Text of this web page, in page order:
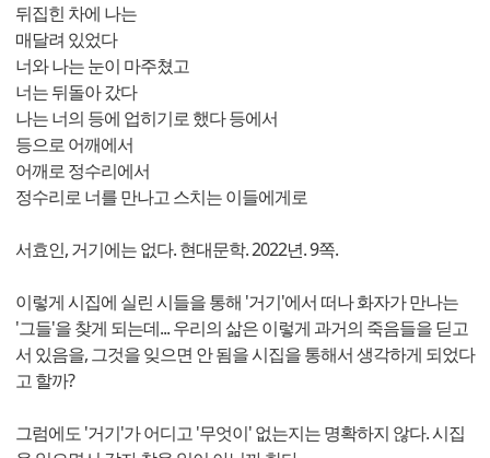
뒤집힌 차에 나는
매달려 있었다
너와 나는 눈이 마주쳤고
너는 뒤돌아 갔다
나는 너의 등에 업히기로 했다 등에서
등으로 어깨에서
어깨로 정수리에서
정수리로 너를 만나고 스치는 이들에게로
서효인, 거기에는 없다. 현대문학. 2022년. 9쪽.
이렇게 시집에 실린 시들을 통해 '거기'에서 떠나 화자가 만나는
'그들'을 찾게 되는데... 우리의 삶은 이렇게 과거의 죽음들을 딛고
서 있음을, 그것을 잊으면 안 됨을 시집을 통해서 생각하게 되었다
고 할까?
그럼에도 '거기'가 어디고 '무엇이' 없는지는 명확하지 않다. 시집